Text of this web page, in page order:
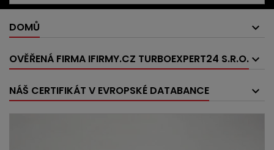
DOMŮ
OVĚŘENÁ FIRMA IFIRMY.CZ TURBOEXPERT24 S.R.O.
NÁŠ CERTIFIKÁT V EVROPSKÉ DATABANCE